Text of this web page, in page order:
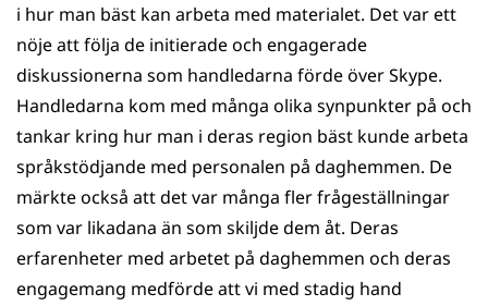
i hur man bäst kan arbeta med materialet. Det var ett
nöje att följa de initierade och engagerade
diskussionerna som handledarna förde över Skype.
Handledarna kom med många olika synpunkter på och
tankar kring hur man i deras region bäst kunde arbeta
språkstödjande med personalen på daghemmen. De
märkte också att det var många fler frågeställningar
som var likadana än som skiljde dem åt. Deras
erfarenheter med arbetet på daghemmen och deras
engagemang medförde att vi med stadig hand